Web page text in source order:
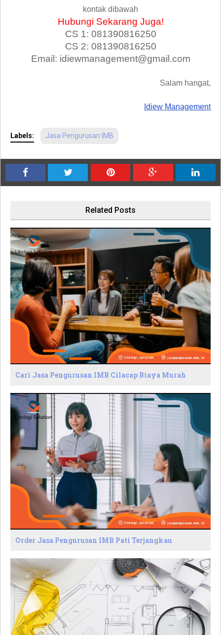
kontak dibawah
Hubungi Sekarang Juga!
CS 1: 081390816250
CS 2: 081390816250
Email: idiewmanagement@gmail.com
Salam hangat,
Idiew Management
Labels: Jasa Pengurusan IMB
Related Posts
Cari Jasa Pengurusan IMB Cilacap Biaya Murah
Order Jasa Pengurusan IMB Pati Terjangkau